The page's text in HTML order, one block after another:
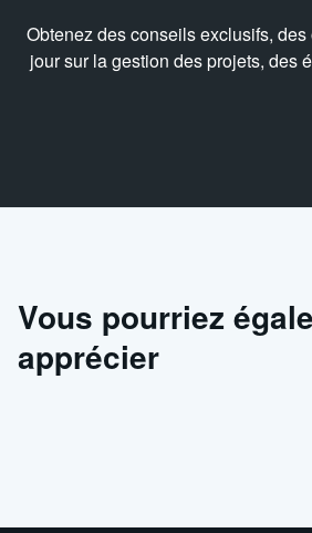
Obtenez des conseils exclusifs,
jour sur la gestion des projets, des
Vous pourriez
apprécier